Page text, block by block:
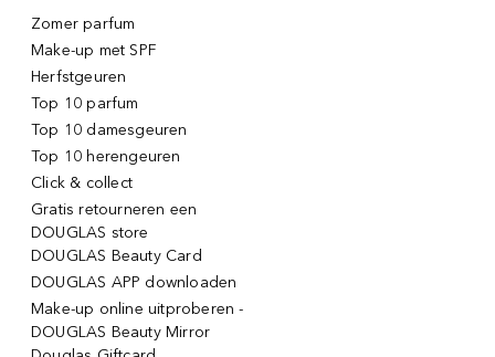
Zomer parfum
Make-up met SPF
Herfstgeuren
Top 10 parfum
Top 10 damesgeuren
Top 10 herengeuren
Click & collect
Gratis retourneren een
DOUGLAS store
DOUGLAS Beauty Card
DOUGLAS APP downloaden
Make-up online uitproberen -
DOUGLAS Beauty Mirror